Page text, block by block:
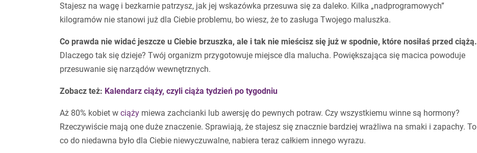
Stajesz na wagę i bezkarnie patrzysz, jak jej wskazówka przesuwa się za daleko. Kilka „nadprogramowych”
kilogramów nie stanowi już dla Ciebie problemu, bo wiesz, że to zasługa Twojego maluszka.
Co prawda nie widać jeszcze u Ciebie brzuszka, ale i tak nie mieścisz się już w spodnie, które nosiłaś przed ciążą.
Dlaczego tak się dzieje? Twój organizm przygotowuje miejsce dla malucha. Powiększająca się macica powoduje
przesuwanie się narządów wewnętrznych.
Zobacz też: Kalendarz ciąży, czyli ciąża tydzień po tygodniu
Aż 80% kobiet w ciąży miewa zachcianki lub awersję do pewnych potraw. Czy wszystkiemu winne są hormony?
Rzeczywiście mają one duże znaczenie. Sprawiają, że stajesz się znacznie bardziej wrażliwa na smaki i zapachy. To
co do niedawna było dla Ciebie niewyczuwalne, nabiera teraz całkiem innego wyrazu.